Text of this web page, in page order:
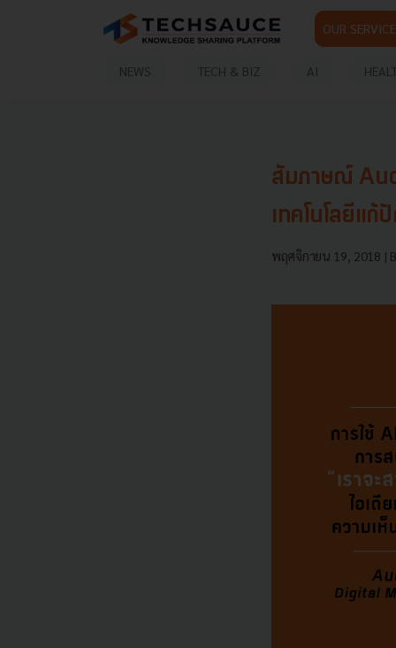
OUR SERVICE
NEWS TECH & BIZ AI
สัมภาษณ์
เทคโนโลยีแ
พฤศจิกายน 19, 2018 |